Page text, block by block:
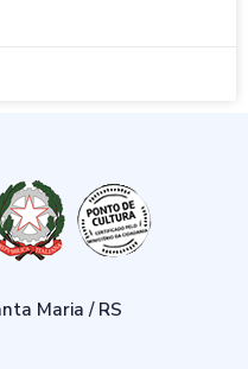
Maria / RS